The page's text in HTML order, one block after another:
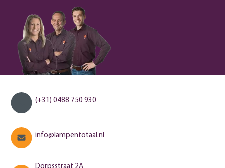
(+31) 0488 750 930
info@lampentotaal.nl